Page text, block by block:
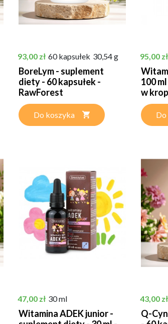
Cena
93,00 zł 60 kapsułek 30,54 g
BoreLym - suplement
diety - 60 kapsułek -
RawForest
Do koszyka
Cena
95,00 zł
100
w
Cena
47,00 zł 30 ml
Witamina ADEK junior -
Cena
43,00 zł
Q-